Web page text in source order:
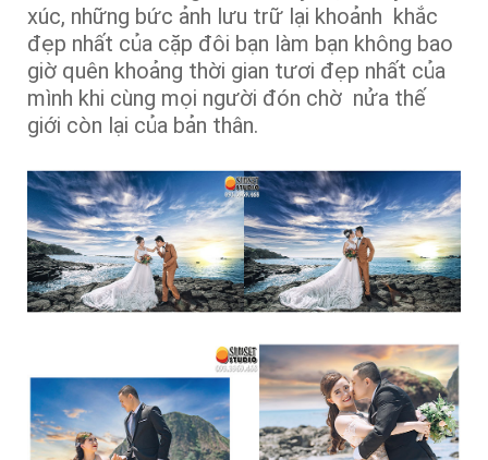
xúc, những bức ảnh lưu trữ lại khoảnh khắc
đẹp nhất của cặp đôi bạn làm bạn không bao
giờ quên khoảng thời gian tươi đẹp nhất của
mình khi cùng mọi người đón chờ nửa thế
giới còn lại của bản thân.